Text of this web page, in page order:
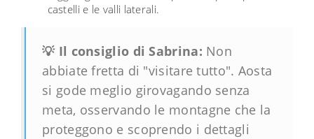
castelli e le valli laterali.
💡 Il consiglio di Sabrina: Non
abbiate fretta di "visitare tutto". Aosta
si gode meglio girovagando senza
meta, osservando le montagne che la
proteggono e scoprendo i dettagli